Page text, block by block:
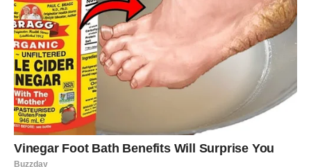
Za vas 27. jun predstavlja početak perioda u kojem će se
trud konačno isplatiti. Sve ono što ste strpljivo gradili
sada počinje da donosi rezultate.
Moguće je ostvarenje jedne velike želje povezane sa
poslom ili finansijama. Neko će vam pružiti podršku u
trenutku kada ste mislili da ste ostali sami.